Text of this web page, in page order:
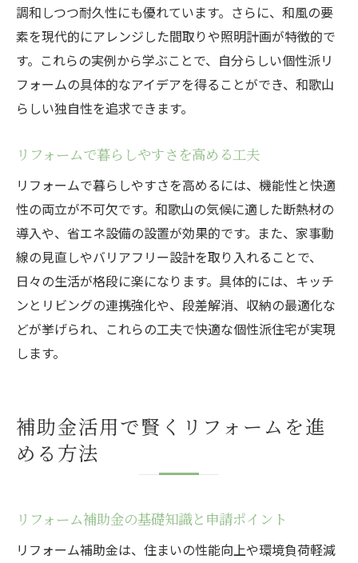
調和しつつ耐久性にも優れています。さらに、和風の要
素を現代的にアレンジした間取りや照明計画が特徴的で
す。これらの実例から学ぶことで、自分らしい個性派リ
フォームの具体的なアイデアを得ることができ、和歌山
らしい独自性を追求できます。
リフォームで暮らしやすさを高める工夫
リフォームで暮らしやすさを高めるには、機能性と快適
性の両立が不可欠です。和歌山の気候に適した断熱材の
導入や、省エネ設備の設置が効果的です。また、家事動
線の見直しやバリアフリー設計を取り入れることで、
日々の生活が格段に楽になります。具体的には、キッチ
ンとリビングの連携強化や、段差解消、収納の最適化な
どが挙げられ、これらの工夫で快適な個性派住宅が実現
します。
補助金活用で賢くリフォームを進
める方法
リフォーム補助金の基礎知識と申請ポイント
リフォーム補助金は、住まいの性能向上や環境負荷軽減